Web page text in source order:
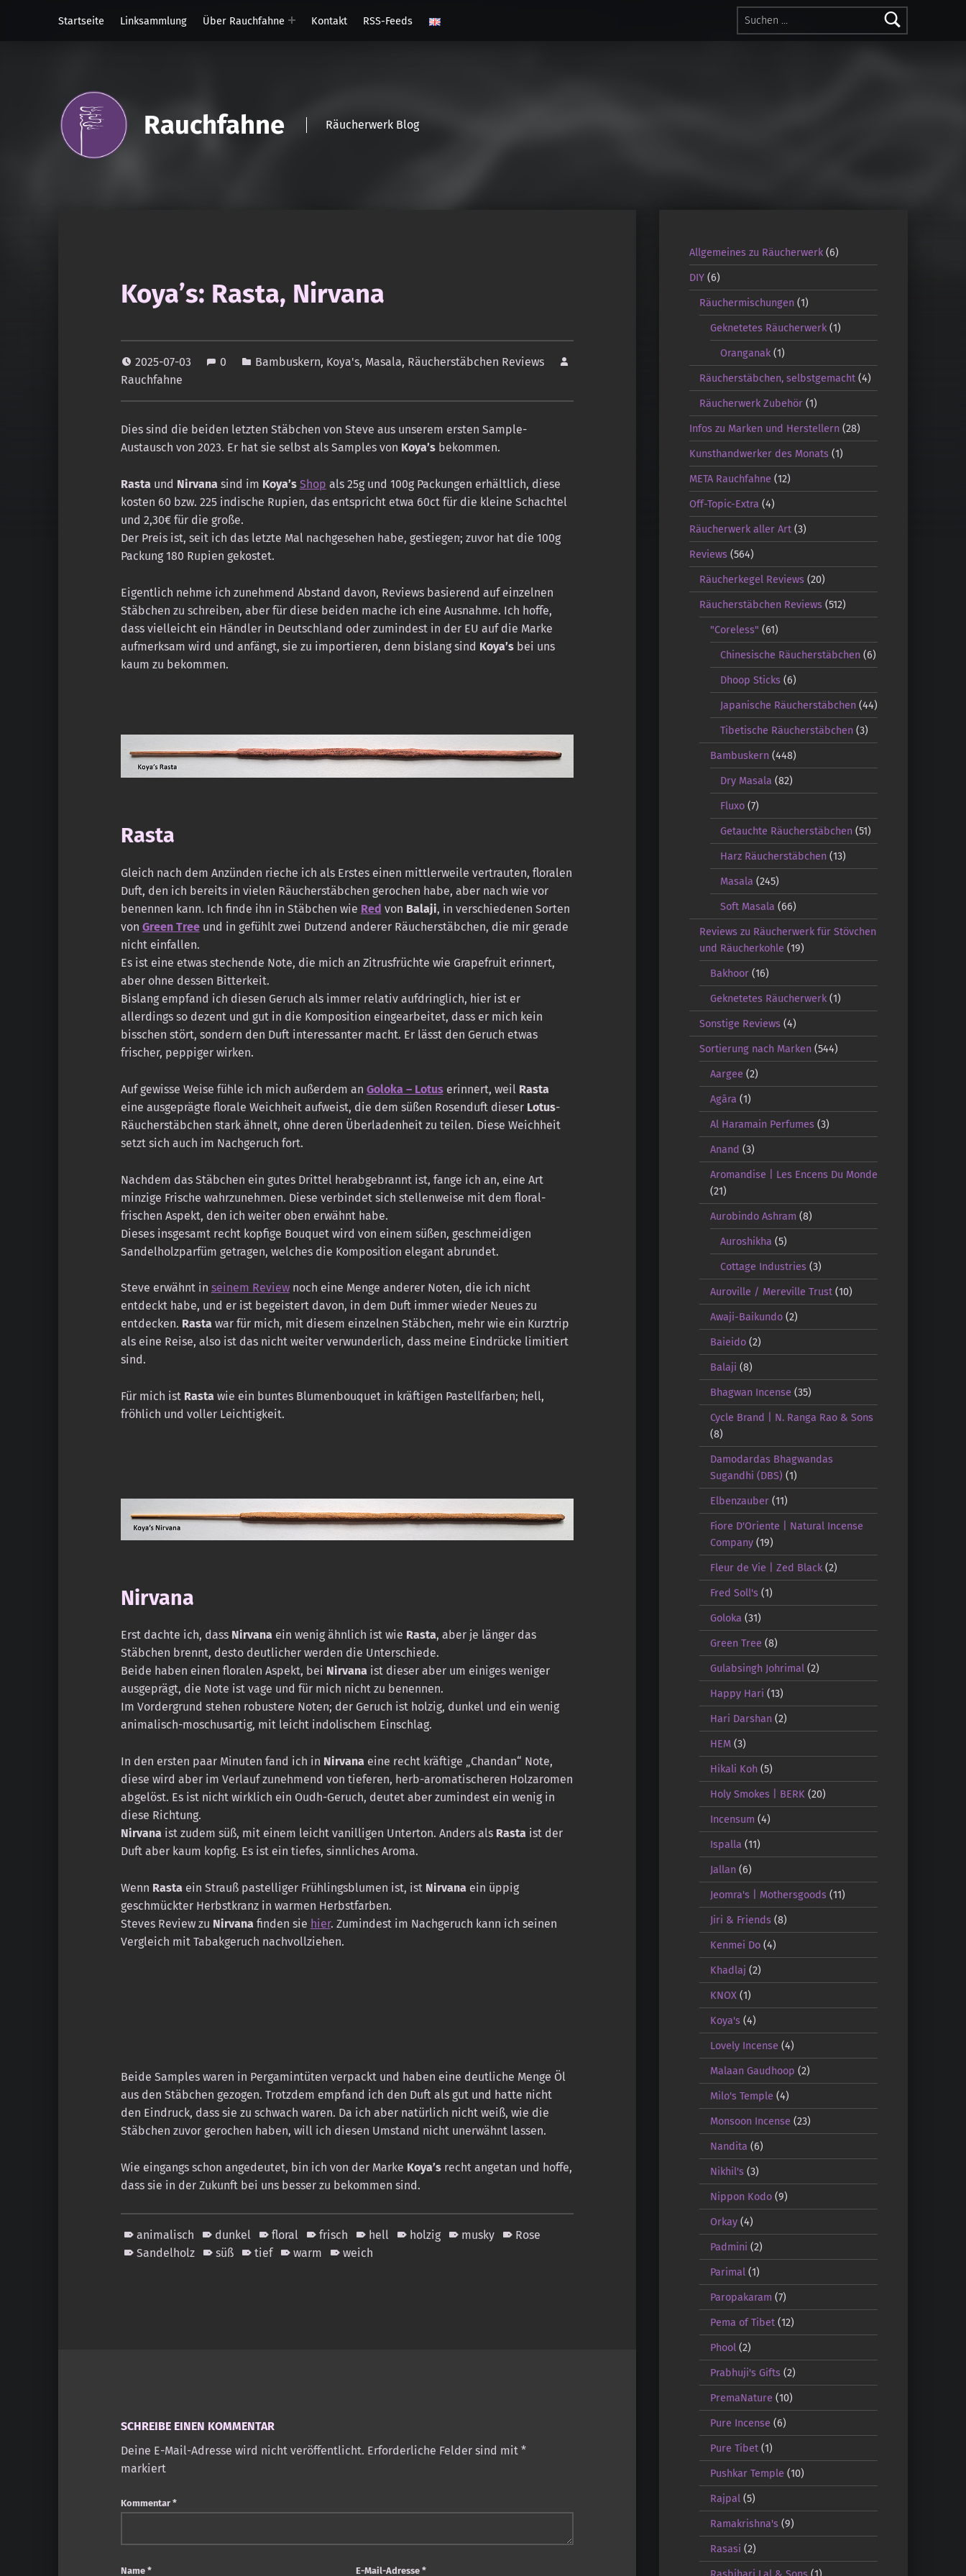
Suchen nach:
Startseite
Linksammlung Über Rauchfahne Kontakt RSS-Feeds
Rauchfahne Räucherwerk Blog
Koya’s: Rasta, Nirvana
2025-07-03 0 Bambuskern, Koya's, Masala, Räucherstäbchen Reviews
Rauchfahne
Dies sind die beiden letzten Stäbchen von Steve aus unserem ersten Sample-
Austausch von 2023. Er hat sie selbst als Samples von Koya’sbekommen.
Rastaund Nirvanasind im Koya’s Shop als 25g und 100g Packungen erhältlich, diese
kosten 60 bzw. 225 indische Rupien, das entspricht etwa 60ct für die kleine Schachtel
und 2,30€ für die große.
Der Preis ist, seit ich das letzte Mal nachgesehen habe, gestiegen; zuvor hat die 100g
Packung 180 Rupien gekostet.
Eigentlich nehme ich zunehmend Abstand davon, Reviews basierend auf einzelnen
Stäbchen zu schreiben, aber für diese beiden mache ich eine Ausnahme. Ich hoffe,
dass vielleicht ein Händler in Deutschland oder zumindest in der EU auf die Marke
aufmerksam wird und anfängt, sie zu importieren, denn bislang sind Koya’sbei uns
kaum zu bekommen.
Rasta
Gleich nach dem Anzünden rieche ich als Erstes einen mittlerweile vertrauten, floralen
Duft, den ich bereits in vielen Räucherstäbchen gerochen habe, aber nach wie vor
benennen kann. Ich finde ihn in Stäbchen wie Red von Balaji, in verschiedenen Sorten
von Green Treeund in gefühlt zwei Dutzend anderer Räucherstäbchen, die mir gerade
nicht einfallen.
Es ist eine etwas stechende Note, die mich an Zitrusfrüchte wie Grapefruit erinnert,
aber ohne dessen Bitterkeit.
Bislang empfand ich diesen Geruch als immer relativ aufdringlich, hier ist er
allerdings so dezent und gut in die Komposition eingearbeitet, dass er mich kein
bisschen stört, sondern den Duft interessanter macht. Er lässt den Geruch etwas
frischer, peppiger wirken.
Auf gewisse Weise fühle ich mich außerdem an Goloka – Lotuserinnert, weil Rasta
eine ausgeprägte florale Weichheit aufweist, die dem süßen Rosenduft dieser Lotus-
Räucherstäbchen stark ähnelt, ohne deren Überladenheit zu teilen. Diese Weichheit
setzt sich auch im Nachgeruch fort.
Nachdem das Stäbchen ein gutes Drittel herabgebrannt ist, fange ich an, eine Art
minzige Frische wahrzunehmen. Diese verbindet sich stellenweise mit dem floral-
frischen Aspekt, den ich weiter oben erwähnt habe.
Dieses insgesamt recht kopfige Bouquet wird von einem süßen, geschmeidigen
Sandelholzparfüm getragen, welches die Komposition elegant abrundet.
Steve erwähnt in seinem Reviewnoch eine Menge anderer Noten, die ich nicht
entdeckt habe, und er ist begeistert davon, in dem Duft immer wieder Neues zu
entdecken. Rastawar für mich, mit diesem einzelnen Stäbchen, mehr wie ein Kurztrip
als eine Reise, also ist das nicht weiter verwunderlich, dass meine Eindrücke limitiert
sind.
Für mich ist Rastawie ein buntes Blumenbouquet in kräftigen Pastellfarben; hell,
fröhlich und voller Leichtigkeit.
Nirvana
Erst dachte ich, dass Nirvanaein wenig ähnlich ist wie Rasta, aber je länger das
Stäbchen brennt, desto deutlicher werden die Unterschiede.
Beide haben einen floralen Aspekt, bei Nirvanaist dieser aber um einiges weniger
ausgeprägt, die Note ist vage und für mich nicht zu benennen.
Im Vordergrund stehen robustere Noten; der Geruch ist holzig, dunkel und ein wenig
animalisch-moschusartig, mit leicht indolischem Einschlag.
In den ersten paar Minuten fand ich in Nirvanaeine recht kräftige „Chandan“ Note,
diese wird aber im Verlauf zunehmend von tieferen, herb-aromatischeren Holzaromen
abgelöst. Es ist nicht wirklich ein Oudh-Geruch, deutet aber zumindest ein wenig in
diese Richtung.
Nirvanaist zudem süß, mit einem leicht vanilligen Unterton. Anders als Rastaist der
Duft aber kaum kopfig. Es ist ein tiefes, sinnliches Aroma.
Wenn Rastaein Strauß pastelliger Frühlingsblumen ist, ist Nirvanaein üppig
geschmückter Herbstkranz in warmen Herbstfarben.
Steves Review zu Nirvanafinden sie hier. Zumindest im Nachgeruch kann ich seinen
Vergleich mit Tabakgeruch nachvollziehen.
Beide Samples waren in Pergamintüten verpackt und haben eine deutliche Menge Öl
aus den Stäbchen gezogen. Trotzdem empfand ich den Duft als gut und hatte nicht
den Eindruck, dass sie zu schwach waren. Da ich aber natürlich nicht weiß, wie die
Stäbchen zuvor gerochen haben, will ich diesen Umstand nicht unerwähnt lassen.
Wie eingangs schon angedeutet, bin ich von der Marke Koya’srecht angetan und hoffe,
dass sie in der Zukunft bei uns besser zu bekommen sind.
animalisch dunkel floral frisch hell holzig musky
Rose
Sandelholz
süß tief warm weich
SCHREIBE EINEN KOMMENTAR
Deine E-Mail-Adresse wird nicht veröffentlicht. Erforderliche Felder sind mit *
markiert
Kommentar *
Name * E-Mail-Adresse*
Allgemeines zu Räucherwerk(6)
DIY(6)
Räuchermischungen (1)
Geknetetes Räucherwerk(1)
Oranganak (1)
Räucherstäbchen, selbstgemacht (4)
Räucherwerk Zubehör (1)
Infos zu Marken und Herstellern(28)
Kunsthandwerker des Monats(1)
META Rauchfahne (12)
Off-Topic-Extra (4)
Räucherwerk aller Art(3)
Reviews(564)
Räucherkegel Reviews (20)
Räucherstäbchen Reviews (512)
"Coreless" (61)
Chinesische Räucherstäbchen (6)
Dhoop Sticks (6)
Japanische Räucherstäbchen (44)
Tibetische Räucherstäbchen (3)
Bambuskern(448)
Dry Masala (82)
Fluxo (7)
Getauchte Räucherstäbchen (51)
Harz Räucherstäbchen (13)
Masala (245)
Soft Masala (66)
Reviews zu Räucherwerk für Stövchen
und Räucherkohle (19)
Bakhoor(16)
Geknetetes Räucherwerk(1)
Sonstige Reviews (4)
Sortierung nach Marken (544)
Aargee (2)
Agāra (1)
Al Haramain Perfumes(3)
Anand (3)
Aromandise | Les Encens Du Monde
(21)
Aurobindo Ashram (8)
Auroshikha (5)
Cottage Industries (3)
Auroville / Mereville Trust(10)
Awaji-Baikundo(2)
Baieido(2)
Balaji (8)
Bhagwan Incense (35)
Cycle Brand | N. Ranga Rao & Sons
(8)
Damodardas Bhagwandas
Sugandhi (DBS) (1)
Elbenzauber(11)
Fiore D'Oriente | Natural Incense
Company(19)
Fleur de Vie | Zed Black(2)
Fred Soll's(1)
Goloka (31)
Green Tree (8)
Gulabsingh Johrimal (2)
Happy Hari (13)
Hari Darshan(2)
HEM(3)
Hikali Koh(5)
Holy Smokes | BERK (20)
Incensum (4)
Ispalla (11)
Jallan(6)
Jeomra's | Mothersgoods(11)
Jiri & Friends(8)
Kenmei Do(4)
Khadlaj (2)
KNOX (1)
Koya's(4)
Lovely Incense (4)
Malaan Gaudhoop (2)
Milo's Temple (4)
Monsoon Incense (23)
Nandita (6)
Nikhil's(3)
Nippon Kodo(9)
Orkay(4)
Padmini (2)
Parimal (1)
Paropakaram (7)
Pema of Tibet(12)
Phool (2)
Prabhuji's Gifts(2)
PremaNature (10)
Pure Incense (6)
Pure Tibet(1)
Pushkar Temple (10)
Rajpal (5)
Ramakrishna's(9)
Rasasi (2)